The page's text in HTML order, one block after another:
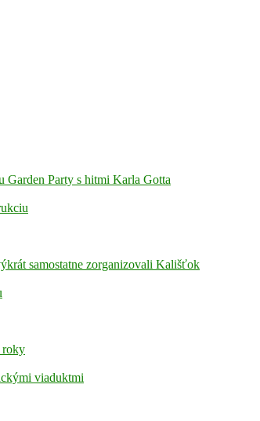
Party s hitmi Karla Gotta
samostatne zorganizovali Kališťok
roky
viaduktmi